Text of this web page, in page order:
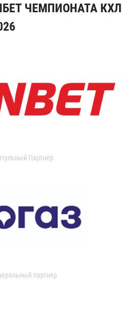
ЧЕМПИОНАТА КХЛ
Партнер
партнер